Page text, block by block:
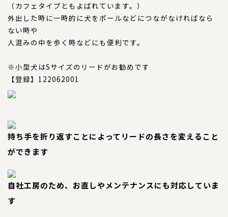
CORDINATE コーディネート
コーディネート一覧
CONTENTS
特注品について
お直しについて
モデルさん募集中！
（カフェタイプともよばれています。）
外出した時に一時的に犬をポールなどにつながなければなら
ない時や
人混みの中を歩く時などにも便利です。
※小型犬はSサイズのリードがお勧めです
【登録】122062001
持ち手を折り返すことによってリードの長さを変えること
ができます
自社工房のため、お直しやメンテナンスにも対応していま
す